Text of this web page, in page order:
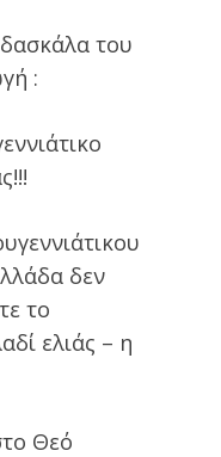
του
:
δεν
το
ελιάς – η
Θεό